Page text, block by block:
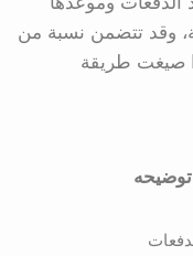
وقد تتضمن نسبة من
صيغت طريقة